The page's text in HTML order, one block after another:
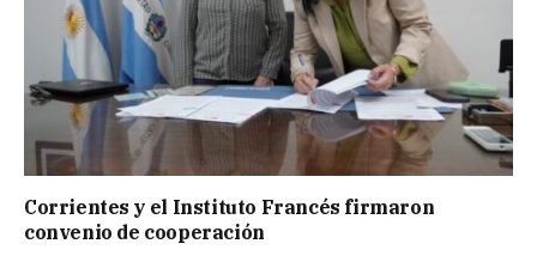
Corrientes y el Instituto Francés firmaron
convenio de cooperación